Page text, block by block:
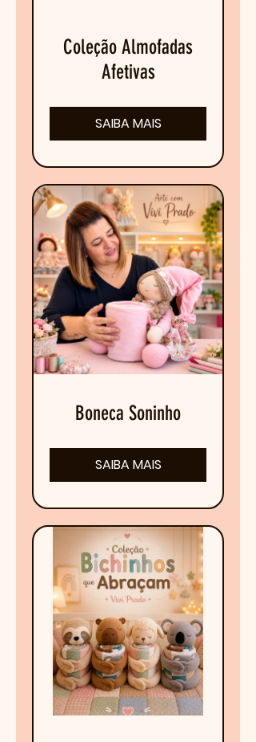
Coleção Almofadas
Afetivas
SAIBA MAIS
Boneca Soninho
SAIBA MAIS